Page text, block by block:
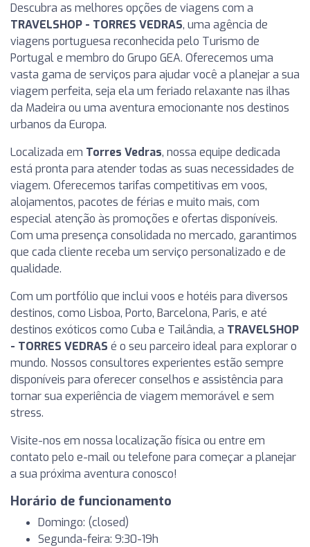
Descubra as melhores opções de viagens com a
TRAVELSHOP - TORRES VEDRAS, uma agência de
viagens portuguesa reconhecida pelo Turismo de
Portugal e membro do Grupo GEA. Oferecemos uma
vasta gama de serviços para ajudar você a planejar a sua
viagem perfeita, seja ela um feriado relaxante nas ilhas
da Madeira ou uma aventura emocionante nos destinos
urbanos da Europa.
Localizada em Torres Vedras, nossa equipe dedicada
está pronta para atender todas as suas necessidades de
viagem. Oferecemos tarifas competitivas em voos,
alojamentos, pacotes de férias e muito mais, com
especial atenção às promoções e ofertas disponíveis.
Com uma presença consolidada no mercado, garantimos
que cada cliente receba um serviço personalizado e de
qualidade.
Com um portfólio que inclui voos e hotéis para diversos
destinos, como Lisboa, Porto, Barcelona, Paris, e até
destinos exóticos como Cuba e Tailândia, a TRAVELSHOP
- TORRES VEDRAS é o seu parceiro ideal para explorar o
mundo. Nossos consultores experientes estão sempre
disponíveis para oferecer conselhos e assistência para
tornar sua experiência de viagem memorável e sem
stress.
Visite-nos em nossa localização física ou entre em
contato pelo e-mail ou telefone para começar a planejar
a sua próxima aventura conosco!
Horário de funcionamento
Domingo: (closed)
Segunda-feira: 9:30-19h